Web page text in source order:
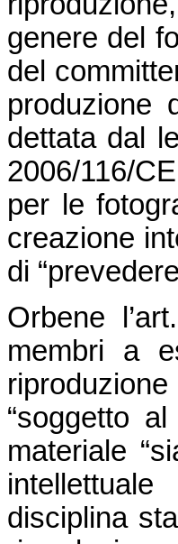
genere del
del
produzione
dettata dal
2006/116/
per le
creazione
di
Orbene
membri a
“soggetto
materiale
disciplina